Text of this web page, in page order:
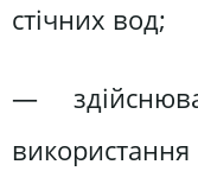
стічних вод;
—